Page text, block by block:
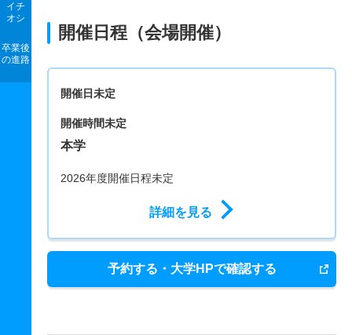
イチ
オシ
卒業後
の進路
開催日程（会場開催）
開催日未定
開催時間未定
本学
2026年度開催日程未定
詳細を見る
予約する・大学HPで確認する